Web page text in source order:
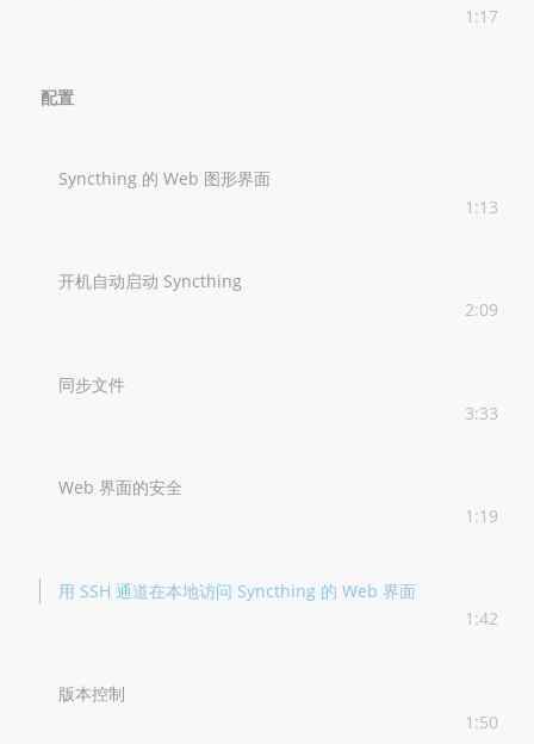
1:17
配置
Syncthing 的 Web 图形界面
1:13
开机自动启动 Syncthing
2:09
同步文件
3:33
Web 界面的安全
1:19
用 SSH 通道在本地访问 Syncthing 的 Web 界面
1:42
版本控制
1:50